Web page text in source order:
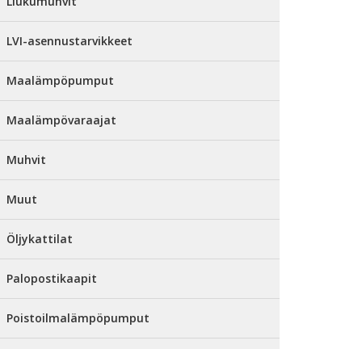
LVI-asennustarvikkeet
Maalämpöpumput
Maalämpövaraajat
Muhvit
Muut
Öljykattilat
Palopostikaapit
Poistoilmalämpöpumput